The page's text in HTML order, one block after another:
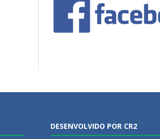
DESENVOLVIDO POR CR2